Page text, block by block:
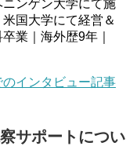
ンゲン大学にて施
国大学にて経営＆
業｜海外歴9年｜
インタビュー記事
サポートについ